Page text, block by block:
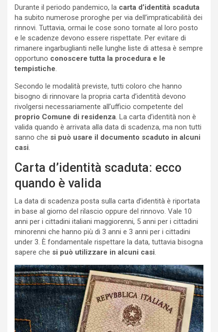
Durante il periodo pandemico, la carta d’identità scaduta
ha subito numerose proroghe per via dell’impraticabilità dei
rinnovi. Tuttavia, ormai le cose sono tornate al loro posto
e le scadenze devono essere rispettate. Per evitare di
rimanere ingarbuglianti nelle lunghe liste di attesa è sempre
opportuno conoscere tutta la procedura e le
tempistiche.
Secondo le modalità previste, tutti coloro che hanno
bisogno di rinnovare la propria carta d’identità devono
rivolgersi necessariamente all’ufficio competente del
proprio Comune di residenza. La carta d’identità non è
valida quando è arrivata alla data di scadenza, ma non tutti
sanno che si può usare il documento scaduto in alcuni
casi.
Carta d’identità scaduta: ecco
quando è valida
La data di scadenza posta sulla carta d’identità è riportata
in base al giorno del rilascio oppure del rinnovo. Vale 10
anni per i cittadini italiani maggiorenni, 5 anni per i cittadini
minorenni che hanno più di 3 anni e 3 anni per i cittadini
under 3. È fondamentale rispettare la data, tuttavia bisogna
sapere che si può utilizzare in alcuni casi.